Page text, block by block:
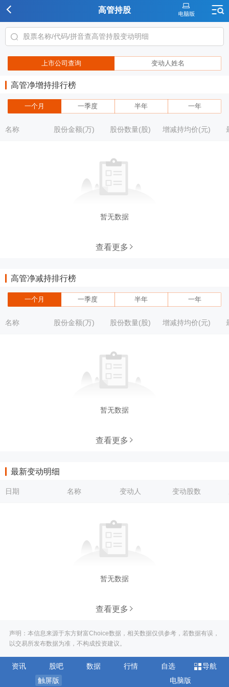
高管持股
上市公司查询 变动人姓名
高管净增持排行榜
一个月 一季度 半年 一年
名称 股份金额(万) 股份数量(股) 增减持均价(元)
暂无数据
查看更多
高管净减持排行榜
一个月 一季度 半年 一年
名称 股份金额(万) 股份数量(股) 增减持均价(元)
暂无数据
查看更多
最新变动明细
日期 名称 变动人 变动股数
暂无数据
查看更多
声明：本信息来源于东方财富Choice数据，相关数据仅供参考，若数据有误，
以交易所发布数据为准，不构成投资建议。
资讯 股吧 数据 行情 自选
导航
触屏版
电脑版